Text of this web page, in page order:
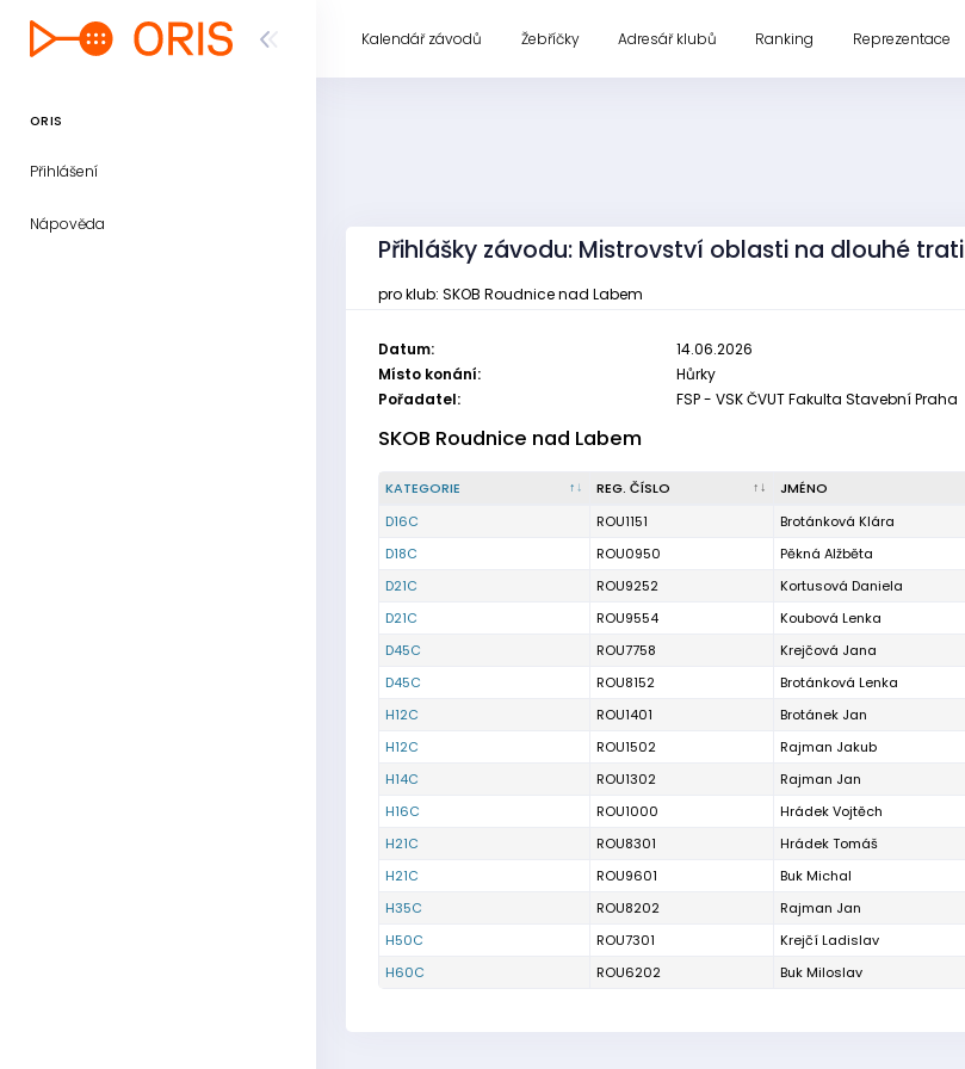
ORIS
Přihlášení
Nápověda
Kalendář závodů Žebříčky Adresář klubů Ranking Reprezentace
Přihlášky závodu: Mistrovství oblasti na dlouhé trati
pro klub: SKOB Roudnice nad Labem
Datum:
14.06.2026
Místo konání:
Hůrky
Pořadatel:
FSP - VSK ČVUT Fakulta Stavební Praha
SKOB Roudnice nad Labem
KATEGORIE REG. ČÍSLO JMÉNO
D16C
ROU1151 Brotánková Klára
D18C
ROU0950 Pěkná Alžběta
D21C
ROU9252 Kortusová Daniela
D21C
ROU9554 Koubová Lenka
D45C
ROU7758 Krejčová Jana
D45C
ROU8152 Brotánková Lenka
H12C
ROU1401 Brotánek Jan
H12C
ROU1502 Rajman Jakub
H14C
ROU1302 Rajman Jan
H16C
ROU1000 Hrádek Vojtěch
H21C
ROU8301 Hrádek Tomáš
H21C
ROU9601 Buk Michal
H35C
ROU8202 Rajman Jan
H50C
ROU7301 Krejčí Ladislav
H60C
ROU6202 Buk Miloslav